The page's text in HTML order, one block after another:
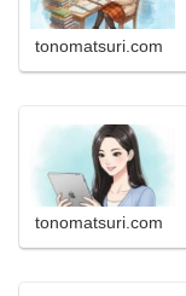
tonomatsuri.com
tonomatsuri.com